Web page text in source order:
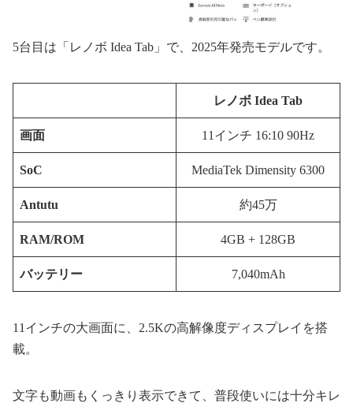
5台目は「レノボ Idea Tab」で、2025年発売モデルです。
レノボ Idea Tab
画面 11インチ 16:10 90Hz
SoC MediaTek Dimensity 6300
Antutu 約45万
RAM/ROM 4GB + 128GB
バッテリー 7,040mAh
11インチの大画面に、2.5Kの高解像度ディスプレイを搭
載。
文字も動画もくっきり表示できて、普段使いには十分キレ